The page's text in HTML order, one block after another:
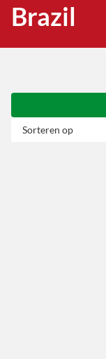
Brazil